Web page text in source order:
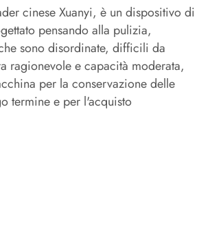
cinese Xuanyi, è un dispositivo di
pensando alla pulizia,
sono disordinate, difficili da
ragionevole e capacità moderata,
per la conservazione delle
termine e per l'acquisto